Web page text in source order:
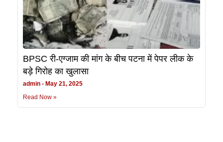
BPSC री-एग्जाम की मांग के बीच पटना में पेपर लीक के
बड़े गिरोह का खुलासा
admin
May 21, 2025
Read Now »